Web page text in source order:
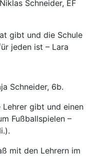
Schneider, EF
gibt und die Schule
jeden ist – Lara
Schneider, 6b.
gibt und einen
Fußballspielen –
mit den Lehrern im